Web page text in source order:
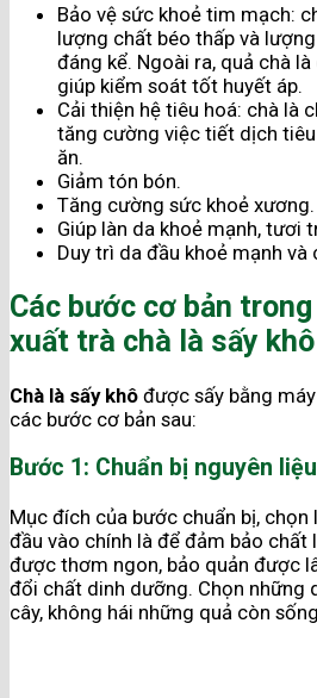
Bảo vệ sức khoẻ tim mạch:
lượng chất béo thấp và
đáng kể. Ngoài ra, quả chà
giúp kiểm soát tốt huyết áp.
Cải thiện hệ tiêu hoá: chà là
tăng cường việc tiết dịch
ăn.
Giảm tón bón.
Tăng cường sức khoẻ xương.
Giúp làn da khoẻ mạnh, tươi
Duy trì da đầu khoẻ mạnh và
Các bước cơ bản
xuất trà chà là sấy khô
Chà là sấy khô được sấy bằng
các bước cơ bản sau:
Bước 1: Chuẩn bị nguyên
Mục đích của bước chuẩn bị, chọn
đầu vào chính là để đảm bảo chất
được thơm ngon, bảo quản được
đổi chất dinh dưỡng. Chọn những
cây, không hái những quả còn